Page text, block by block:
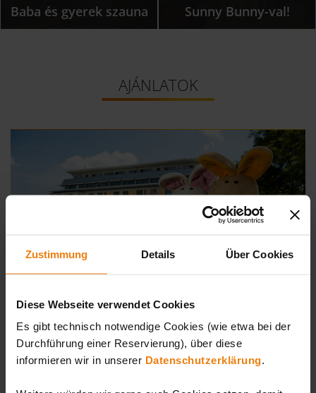
Zustimmung Details Über Cookies
Diese Webseite verwendet Cookies
Es gibt technisch notwendige Cookies (wie etwa bei der
Durchführung einer Reservierung), über diese
informieren wir in unserer Datenschutzerklärung.
Baba és gyerek szauna
Sunny Bunny-val!
AJÁNLATOK
HolidayCheck Award